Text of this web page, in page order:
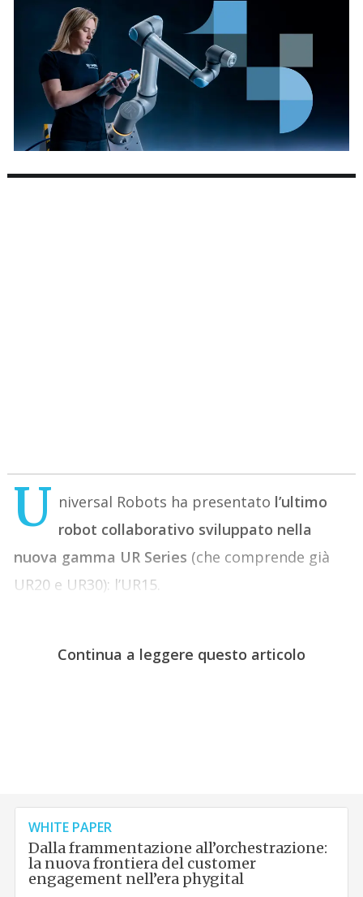
U niversal Robots ha presentato l’ultimo
robot collaborativo sviluppato nella
nuova gamma UR Series (che comprende già
UR20 e UR30): l’UR15.
Continua a leggere questo articolo
WHITE PAPER
Dalla frammentazione all’orchestrazione:
la nuova frontiera del customer
engagement nell’era phygital